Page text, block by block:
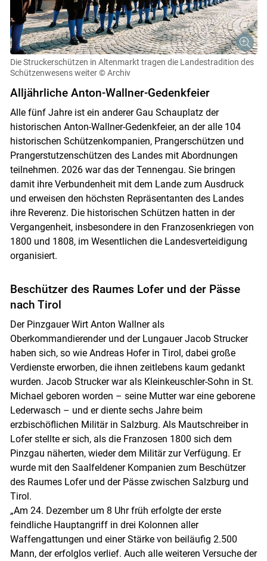
Skip to main content
Die Struckerschützen in Altenmarkt tragen die Landestradition des
Schützenwesens weiter © Archiv
Alljährliche Anton-Wallner-Gedenkfeier
Alle fünf Jahre ist ein anderer Gau Schauplatz der
historischen Anton-Wallner-Gedenkfeier, an der alle 104
historischen Schützenkompanien, Prangerschützen und
Prangerstutzenschützen des Landes mit Abordnungen
teilnehmen. 2026 war das der Tennengau. Sie bringen
damit ihre Verbundenheit mit dem Lande zum Ausdruck
und erweisen den höchsten Repräsentanten des Landes
ihre Reverenz. Die historischen Schützen hatten in der
Vergangenheit, insbesondere in den Franzosenkriegen von
1800 und 1808, im Wesentlichen die Landesverteidigung
organisiert.
Beschützer des Raumes Lofer und der Pässe
nach Tirol
Der Pinzgauer Wirt Anton Wallner als
Oberkommandierender und der Lungauer Jacob Strucker
haben sich, so wie Andreas Hofer in Tirol, dabei große
Verdienste erworben, die ihnen zeitlebens kaum gedankt
wurden. Jacob Strucker war als Kleinkeuschler-Sohn in St.
Michael geboren worden – seine Mutter war eine geborene
Lederwasch – und er diente sechs Jahre beim
erzbischöflichen Militär in Salzburg. Als Mautschreiber in
Lofer stellte er sich, als die Franzosen 1800 sich dem
Pinzgau näherten, wieder dem Militär zur Verfügung. Er
wurde mit den Saalfeldener Kompanien zum Beschützer
des Raumes Lofer und der Pässe zwischen Salzburg und
Tirol.
„Am 24. Dezember um 8 Uhr früh erfolgte der erste
feindliche Hauptangriff in drei Kolonnen aller
Waffengattungen und einer Stärke von beiläufig 2.500
Mann, der erfolglos verlief. Auch alle weiteren Versuche der